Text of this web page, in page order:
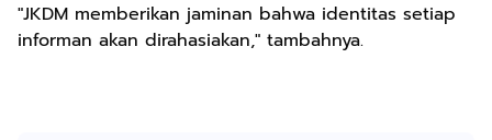
"JKDM memberikan jaminan bahwa identitas setiap
informan akan dirahasiakan," tambahnya.